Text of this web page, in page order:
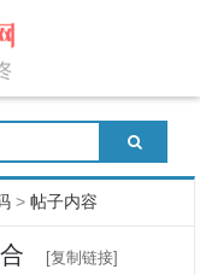
>帖子内容
[复制链接]